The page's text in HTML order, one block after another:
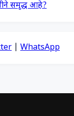
समृद्ध आहे?
WhatsApp